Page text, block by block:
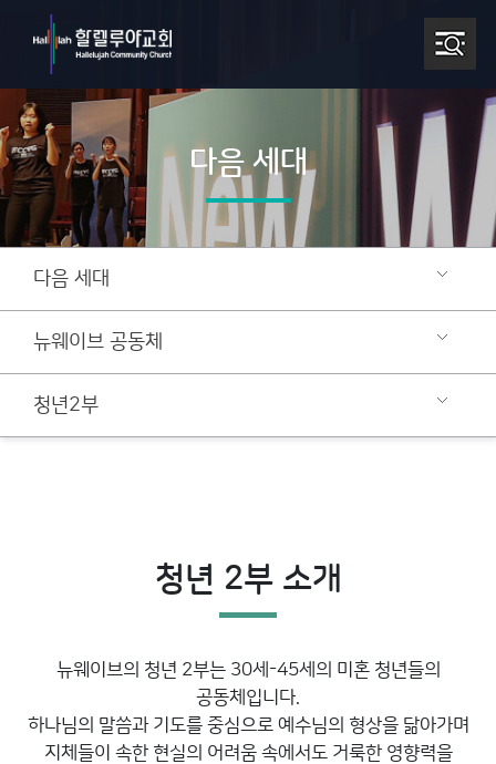
다음 세대
다음 세대
뉴웨이브 공동체
청년2부
청년 2부 소개
뉴웨이브의 청년 2부는 30세-45세의 미혼 청년들의
공동체입니다.
하나님의 말씀과 기도를 중심으로 예수님의 형상을 닮아가며
지체들이 속한 현실의 어려움 속에서도 거룩한 영향력을